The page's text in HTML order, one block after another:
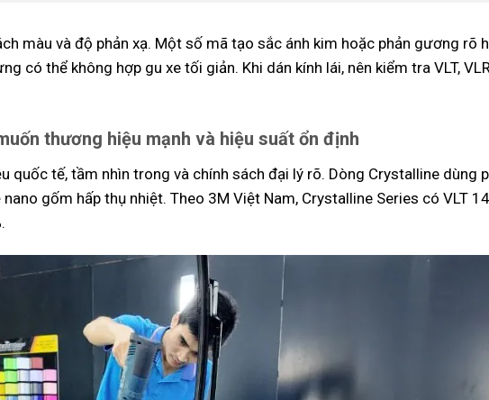
màu và độ phản xạ. Một số mã tạo sắc ánh kim hoặc phản gương rõ
có thể không hợp gu xe tối giản. Khi dán kính lái, nên kiểm tra VLT,
thương hiệu mạnh và hiệu suất ổn định
quốc tế, tầm nhìn trong và chính sách đại lý rõ. Dòng Crystalline dùng
gốm hấp thụ nhiệt. Theo 3M Việt Nam, Crystalline Series có VLT